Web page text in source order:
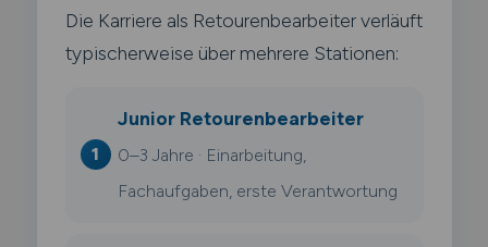
Die Karriere als Retourenbearbeiter verläuft
typischerweise über mehrere Stationen:
Junior Retourenbearbeiter
0–3 Jahre · Einarbeitung,
Fachaufgaben, erste Verantwortung